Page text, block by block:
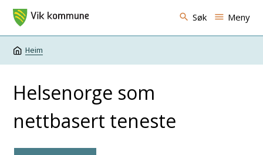
Vik kommune Søk Meny
Du er her:
Heim
Helsenorge som
nettbasert teneste